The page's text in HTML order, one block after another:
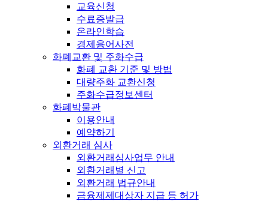
교육신청
수료증발급
온라인학습
경제용어사전
화폐교환 및 주화수급
화폐 교환 기준 및 방법
대량주화 교환신청
주화수급정보센터
화폐박물관
이용안내
예약하기
외환거래 심사
외환거래심사업무 안내
외환거래별 신고
외환거래 법규안내
금융제제대상자 지급 등 허가